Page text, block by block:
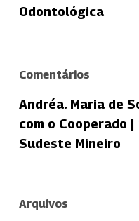
Odontológica
Comentários
Andréa. Maria de
com o Cooperado
Sudeste Mineiro
Arquivos